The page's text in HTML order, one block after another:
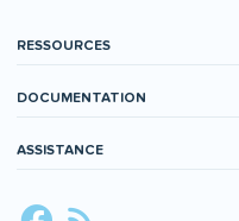
RESSOURCES
DOCUMENTATION
ASSISTANCE